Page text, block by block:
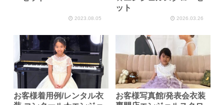
2023.08.05
ット
2026.03.26
お客様着用例/レンタル衣
お客様写真館/発表会衣装